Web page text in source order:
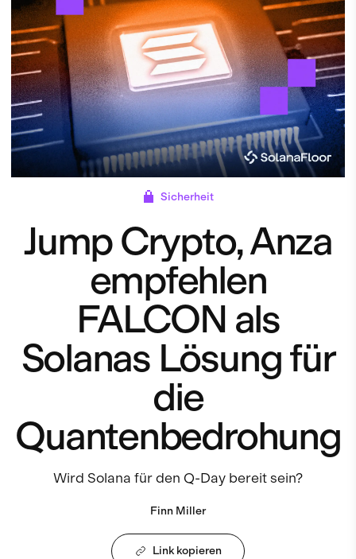
Sicherheit
Jump Crypto, Anza
empfehlen
FALCON als
Solanas Lösung für
die
Quantenbedrohung
Wird Solana für den Q-Day bereit sein?
Finn Miller
Link kopieren